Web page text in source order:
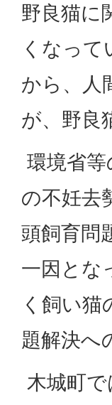
野良猫に
くなっ
から、人
が、野良
環境省
の不妊去
頭飼育問
一因とな
く飼い
題解決へ
木城町